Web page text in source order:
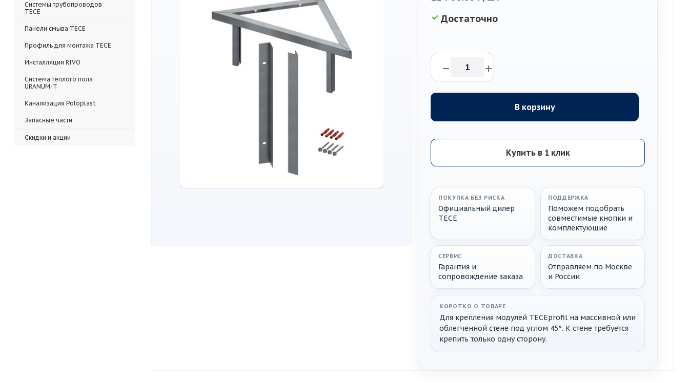
Скидки и акции
Системы трубопроводов
TECE
Панели смыва TECE
Профиль для монтажа TECE
Инсталляции RIVO
Система тёплого пола
URANUM-T
Канализация Poloplast
Запасные части
Достаточно
В корзину
Купить в 1 клик
ПОКУПКА БЕЗ РИСКА
Официальный дилер
TECE
ПОДДЕРЖКА
Поможем подобрать
совместимые кнопки и
комплектующие
СЕРВИС
Гарантия и
сопровождение заказа
ДОСТАВКА
Отправляем по Москве
и России
КОРОТКО О ТОВАРЕ
Для крепления модулей TECEprofil на массивной или
облегченной стене под углом 45°. К стене требуется
крепить только одну сторону.